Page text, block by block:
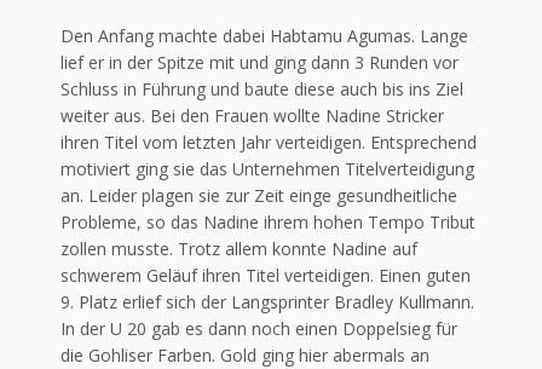
Den Anfang machte dabei Habtamu Agumas. Lange
lief er in der Spitze mit und ging dann 3 Runden vor
Schluss in Führung und baute diese auch bis ins Ziel
weiter aus. Bei den Frauen wollte Nadine Stricker
ihren Titel vom letzten Jahr verteidigen. Entsprechend
motiviert ging sie das Unternehmen Titelverteidigung
an. Leider plagen sie zur Zeit einge gesundheitliche
Probleme, so das Nadine ihrem hohen Tempo Tribut
zollen musste. Trotz allem konnte Nadine auf
schwerem Geläuf ihren Titel verteidigen. Einen guten
9. Platz erlief sich der Langsprinter Bradley Kullmann.
In der U 20 gab es dann noch einen Doppelsieg für
die Gohliser Farben. Gold ging hier abermals an